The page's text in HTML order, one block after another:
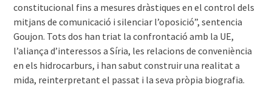
constitucional fins a mesures dràstiques en el control dels
mitjans de comunicació i silenciar l’oposició”, sentencia
Goujon. Tots dos han triat la confrontació amb la UE,
l’aliança d’interessos a Síria, les relacions de conveniència
en els hidrocarburs, i han sabut construir una realitat a
mida, reinterpretant el passat i la seva pròpia biografia.